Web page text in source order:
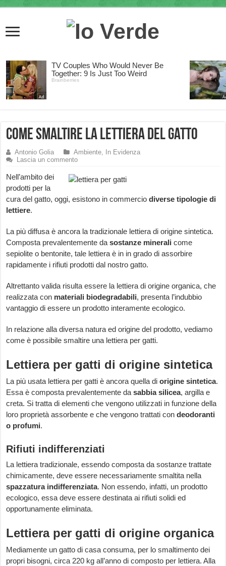
Come smaltire la lettiera del gatto
Antonio Golia Ambiente,
In Evidenza
Lascia un commento
Nell’ambito dei
prodotti per la
cura del gatto, oggi, esistono in commerciodiverse tipologie di
lettiere.
La più diffusa è ancora la tradizionale lettiera di origine sintetica.
Composta prevalentemente dasostanze minerali come
sepiolite o bentonite, tale lettiera è in in grado di assorbire
rapidamente i rifiuti prodotti dal nostro gatto.
Altrettanto valida risulta essere la lettiera di origine organica, che
realizzata con materiali biodegradabili, presenta l’indubbio
vantaggio di essere un prodotto interamente ecologico.
In relazione alla diversa natura ed origine del prodotto, vediamo
come è possibile smaltire una lettiera per gatti.
Lettiera per gatti di origine sintetica
La più usata lettiera per gatti è ancora quella diorigine sintetica.
Essa è composta prevalentemente dasabbia silicea, argilla e
creta. Si tratta di elementi che vengono utilizzati in funzione della
loro proprietà assorbente e che vengono trattati condeodoranti
o profumi.
Rifiuti indifferenziati
La lettiera tradizionale, essendo composta da sostanze trattate
chimicamente, deve essere necessariamente smaltita nella
spazzatura indifferenziata. Non essendo, infatti, un prodotto
ecologico, essa deve essere destinata ai rifiuti solidi ed
opportunamente eliminata.
Lettiera per gatti di origine organica
Mediamente un gatto di casa consuma, per lo smaltimento dei
propri bisogni, circa 220 kg all’anno di composto per lettiera. Alla